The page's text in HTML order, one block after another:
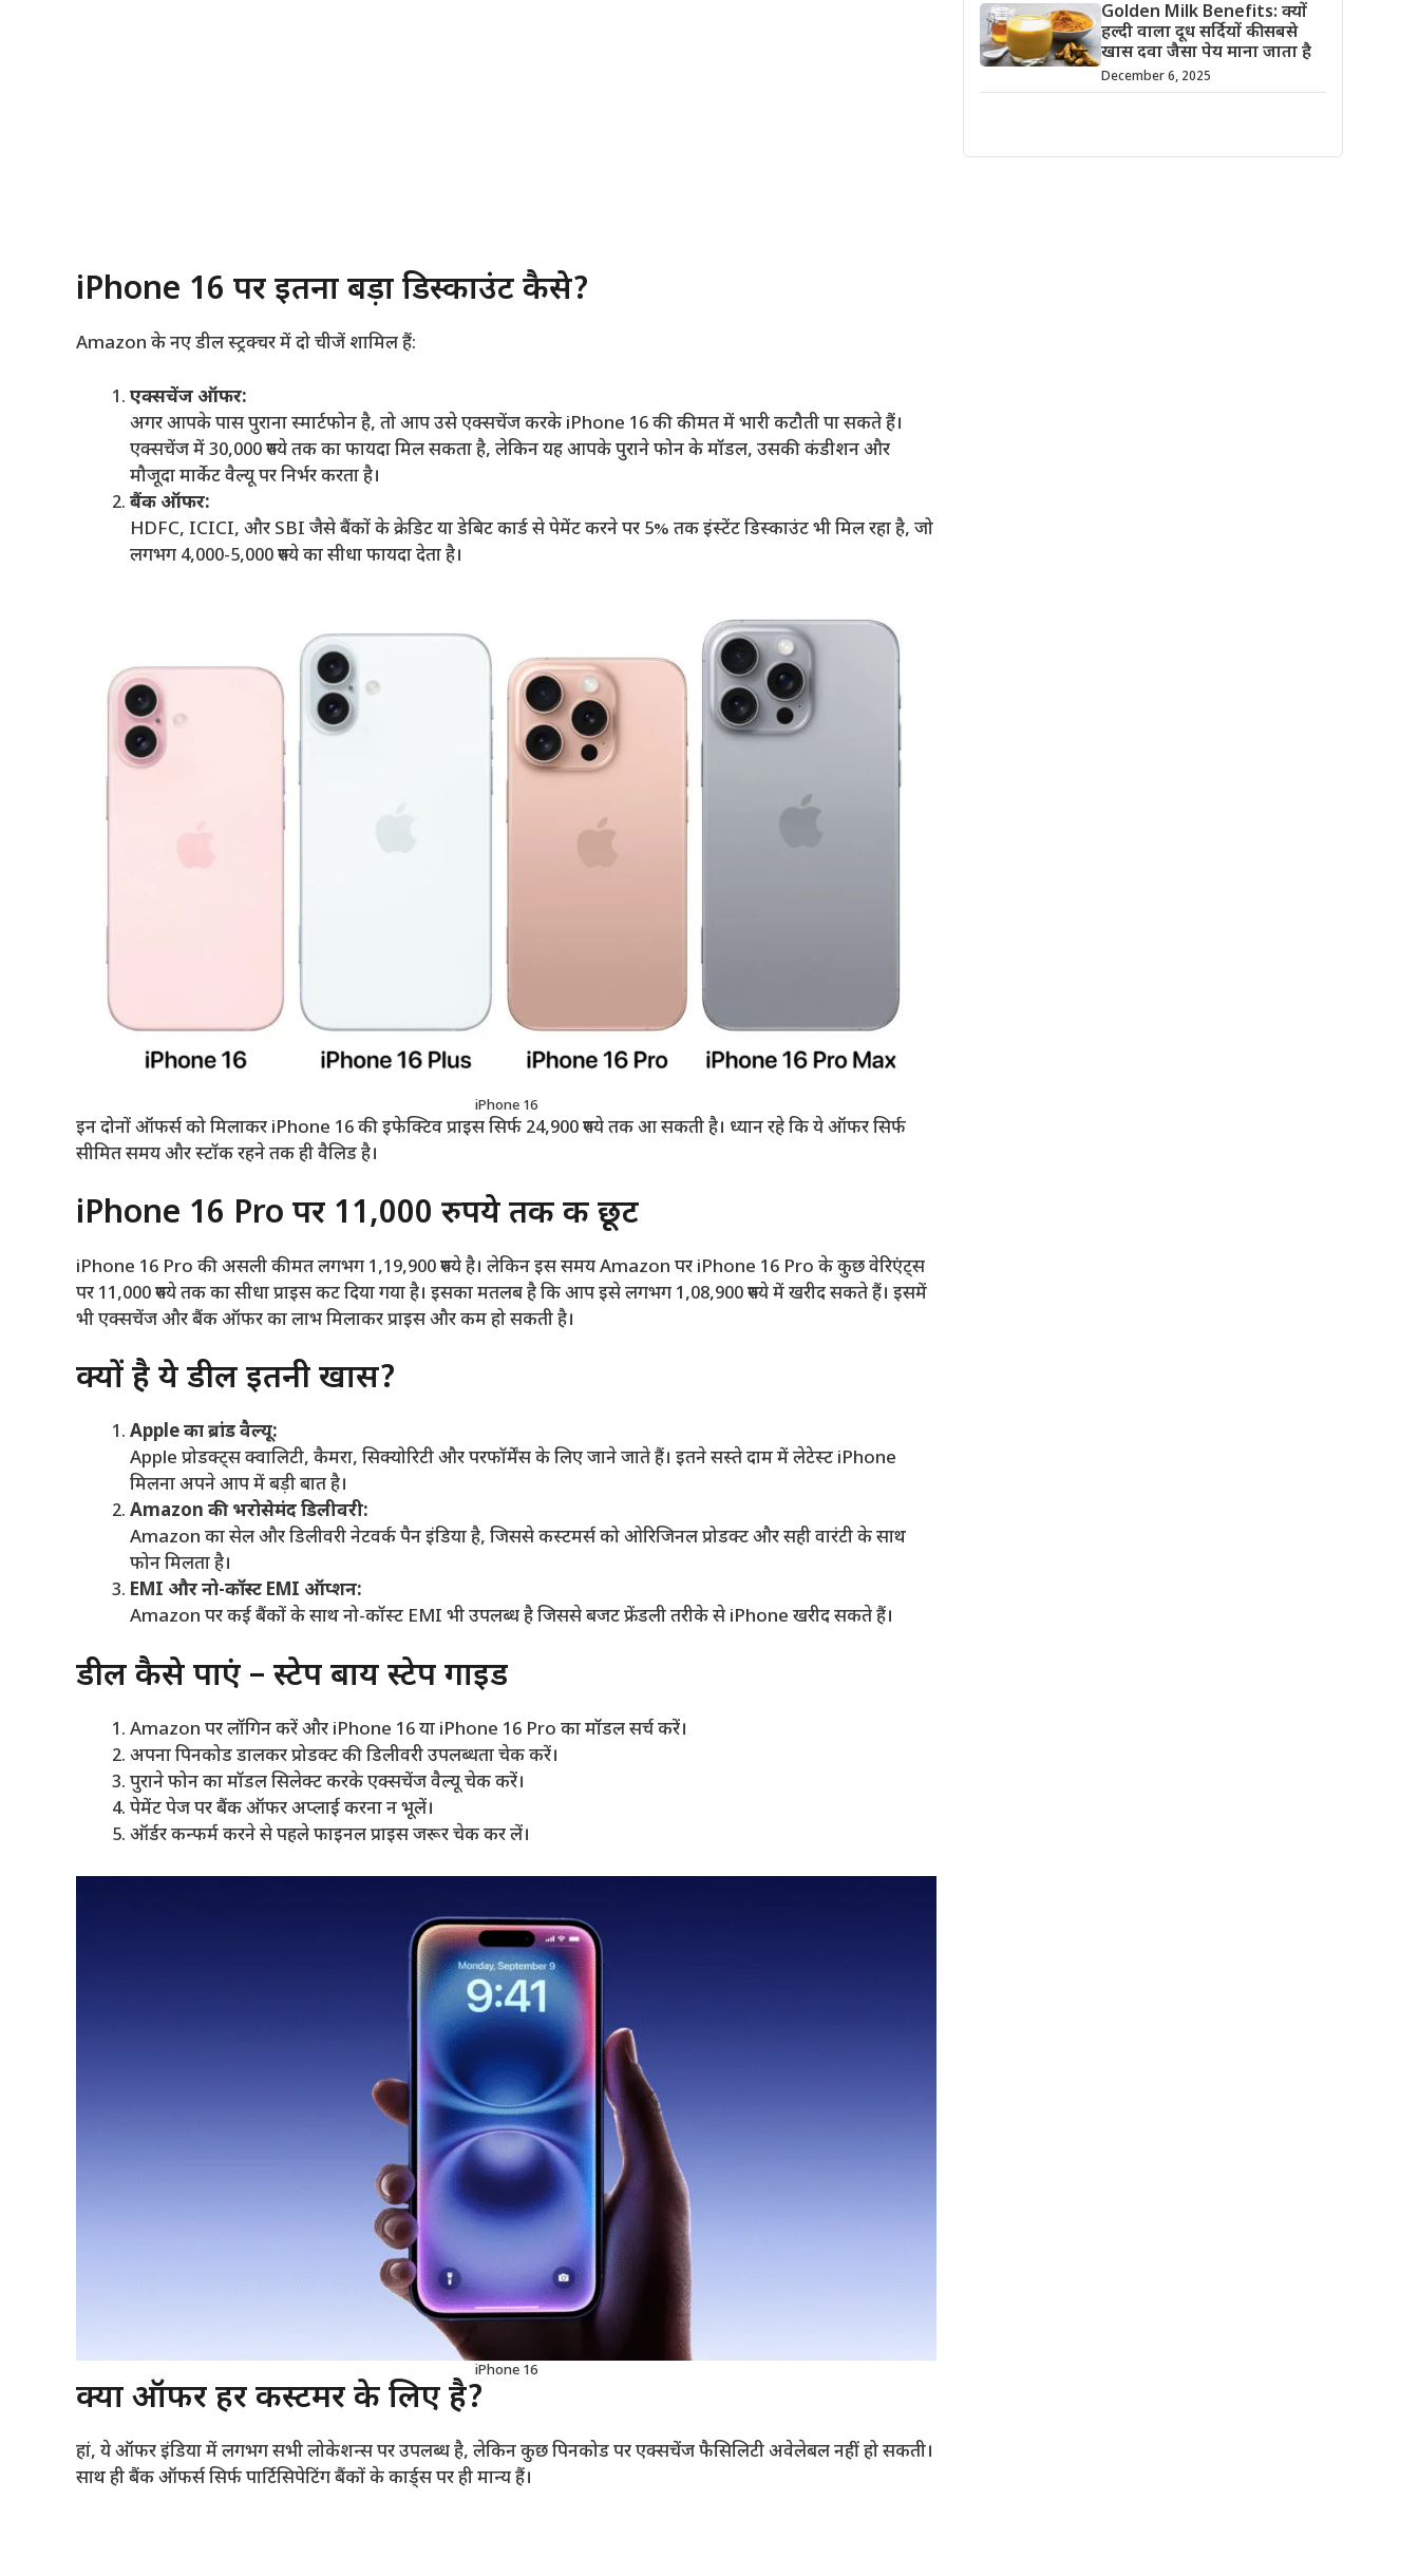
iPhone 16 पर इतना बड़ा डिस्काउंट कैसे?
Amazon के नए डील स्ट्रक्चर में दो चीजें शामिल हैं:
एक्सचेंज ऑफर:
अगर आपके पास पुराना स्मार्टफोन है, तो आप उसे एक्सचेंज करके iPhone 16 की कीमत में भारी कटौती पा सकते हैं।
एक्सचेंज में 30,000 रुपये तक का फायदा मिल सकता है, लेकिन यह आपके पुराने फोन के मॉडल, उसकी कंडीशन और
मौजूदा मार्केट वैल्यू पर निर्भर करता है।
बैंक ऑफर:
HDFC, ICICI, और SBI जैसे बैंकों के क्रेडिट या डेबिट कार्ड से पेमेंट करने पर 5% तक इंस्टेंट डिस्काउंट भी मिल रहा है, जो
लगभग 4,000-5,000 रुपये का सीधा फायदा देता है।
iPhone 16
इन दोनों ऑफर्स को मिलाकर iPhone 16 की इफेक्टिव प्राइस सिर्फ 24,900 रुपये तक आ सकती है। ध्यान रहे कि ये ऑफर सिर्फ
सीमित समय और स्टॉक रहने तक ही वैलिड है।
iPhone 16 Pro पर 11,000 रुपये तक की छूट
iPhone 16 Pro की असली कीमत लगभग 1,19,900 रुपये है। लेकिन इस समय Amazon पर iPhone 16 Pro के कुछ वेरिएंट्स
पर 11,000 रुपये तक का सीधा प्राइस कट दिया गया है। इसका मतलब है कि आप इसे लगभग 1,08,900 रुपये में खरीद सकते हैं। इसमें
भी एक्सचेंज और बैंक ऑफर का लाभ मिलाकर प्राइस और कम हो सकती है।
क्यों है ये डील इतनी खास?
Apple का ब्रांड वैल्यू:
Apple प्रोडक्ट्स क्वालिटी, कैमरा, सिक्योरिटी और परफॉर्मेंस के लिए जाने जाते हैं। इतने सस्ते दाम में लेटेस्ट iPhone
मिलना अपने आप में बड़ी बात है।
Amazon की भरोसेमंद डिलीवरी:
Amazon का सेल और डिलीवरी नेटवर्क पैन इंडिया है, जिससे कस्टमर्स को ओरिजिनल प्रोडक्ट और सही वारंटी के साथ
फोन मिलता है।
EMI और नो-कॉस्ट EMI ऑप्शन:
Amazon पर कई बैंकों के साथ नो-कॉस्ट EMI भी उपलब्ध है जिससे बजट फ्रेंडली तरीके से iPhone खरीद सकते हैं।
डील कैसे पाएं – स्टेप बाय स्टेप गाइड
Amazon पर लॉगिन करें और iPhone 16 या iPhone 16 Pro का मॉडल सर्च करें।
अपना पिनकोड डालकर प्रोडक्ट की डिलीवरी उपलब्धता चेक करें।
पुराने फोन का मॉडल सिलेक्ट करके एक्सचेंज वैल्यू चेक करें।
पेमेंट पेज पर बैंक ऑफर अप्लाई करना न भूलें।
ऑर्डर कन्फर्म करने से पहले फाइनल प्राइस जरूर चेक कर लें।
iPhone 16
क्या ऑफर हर कस्टमर के लिए है?
हां, ये ऑफर इंडिया में लगभग सभी लोकेशन्स पर उपलब्ध है, लेकिन कुछ पिनकोड पर एक्सचेंज फैसिलिटी अवेलेबल नहीं हो सकती।
साथ ही बैंक ऑफर्स सिर्फ पार्टिसिपेटिंग बैंकों के कार्ड्स पर ही मान्य हैं।
Golden Milk Benefits: क्यों
हल्दी वाला दूध सर्दियों की सबसे
खास दवा जैसा पेय माना जाता है
December 6, 2025